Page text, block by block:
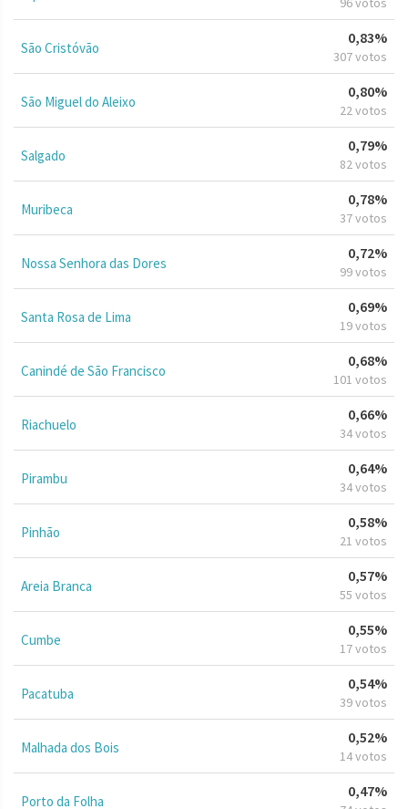
São Cristóvão
0,83%
307 votos
São Miguel do Aleixo
0,80%
22 votos
Salgado
0,79%
82 votos
Muribeca
0,78%
37 votos
Nossa Senhora das Dores
0,72%
99 votos
Santa Rosa de Lima
0,69%
19 votos
Canindé de São Francisco
0,68%
101 votos
Riachuelo
0,66%
34 votos
Pirambu
0,64%
34 votos
Pinhão
0,58%
21 votos
Areia Branca
0,57%
55 votos
Cumbe
0,55%
17 votos
Pacatuba
0,54%
39 votos
Malhada dos Bois
0,52%
14 votos
Porto da Folha
0,47%